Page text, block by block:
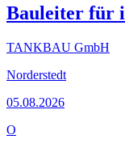
Bauleiter für
TANKBAU GmbH
Norderstedt
05.08.2026
O